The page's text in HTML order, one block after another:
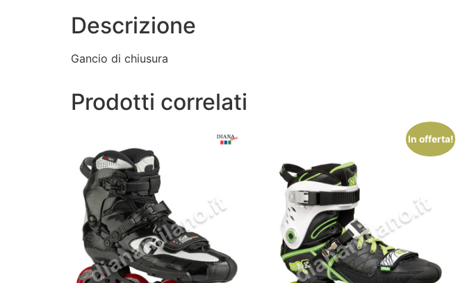
Descrizione
Gancio di chiusura
Prodotti correlati
In offerta!